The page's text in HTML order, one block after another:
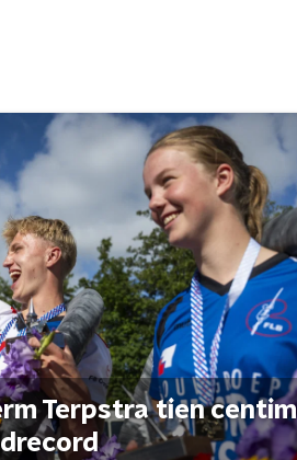
Terpstra tien